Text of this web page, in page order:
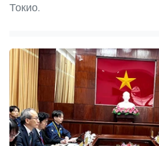
Токио.